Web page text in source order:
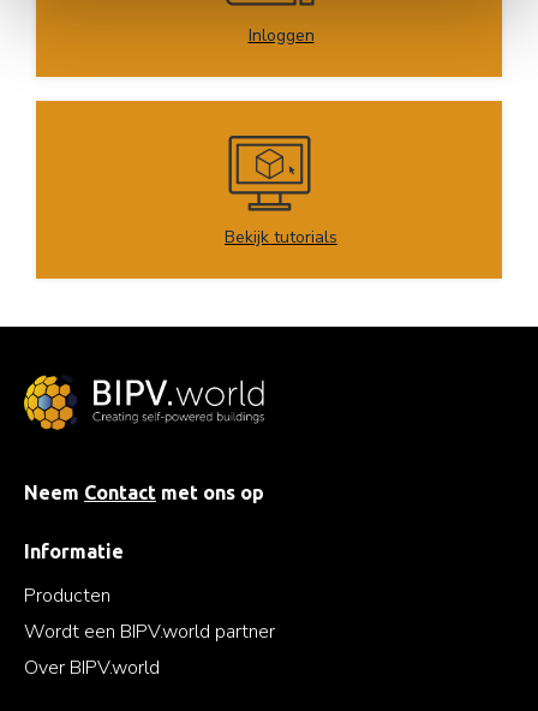
Inloggen
Bekijk tutorials
Neem Contact met ons op
Informatie
Producten
Wordt een BIPV.world partner
Over BIPV.world